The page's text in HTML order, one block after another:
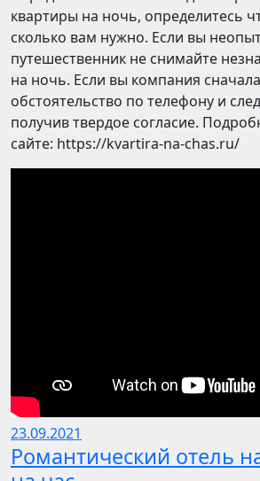
квартиры на ночь, определитесь
сколько вам нужно. Если вы
путешественник не снимайте
на ночь. Если вы компания
обстоятельство по телефону и
получив твердое согласие.
сайте: https://kvartira-na-chas.ru/
23.09.2021
Романтический отель